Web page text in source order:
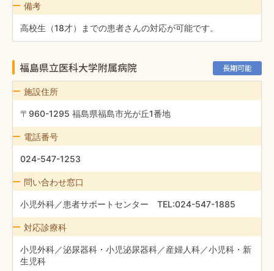
備考
高校生（18才）までの患者さんの対応が可能です。
福島県立医科大学附属病院 長期可能
施設住所
〒960-1295 福島県福島市光が丘1番地
電話番号
024-547-1253
問い合わせ窓口
小児外科／患者サポートセンター TEL:024-547-1885
対応診療科
小児外科／泌尿器科・小児泌尿器科／産婦人科／小児科・新
生児科